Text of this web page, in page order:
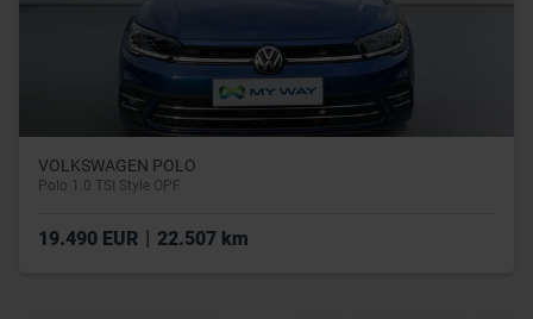
VOLKSWAGEN POLO
Polo 1.0 TSI Style OPF
19.490 EUR | 22.507 km